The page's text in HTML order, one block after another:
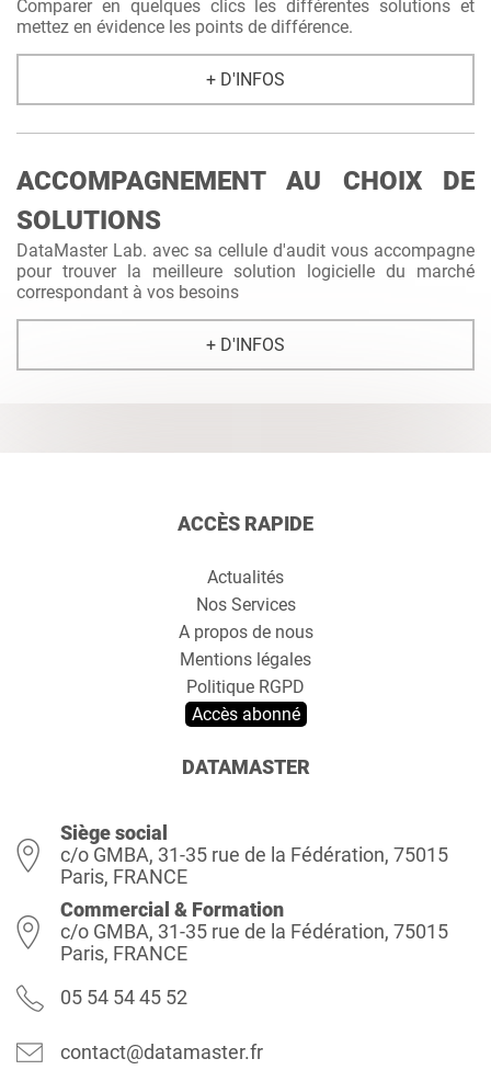
Comparer en quelques clics les différentes solutions et
mettez en évidence les points de différence.
+ D'INFOS
ACCOMPAGNEMENT AU CHOIX DE
SOLUTIONS
DataMaster Lab. avec sa cellule d'audit vous accompagne
pour trouver la meilleure solution logicielle du marché
correspondant à vos besoins
+ D'INFOS
ACCÈS RAPIDE
Actualités
Nos Services
A propos de nous
Mentions légales
Politique RGPD
Accès abonné
DATAMASTER
Siège social
c/o GMBA, 31-35 rue de la Fédération, 75015
Paris, FRANCE
Commercial & Formation
c/o GMBA, 31-35 rue de la Fédération, 75015
Paris, FRANCE
05 54 54 45 52
contact@datamaster.fr